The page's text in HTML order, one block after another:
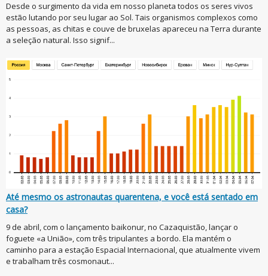
Desde o surgimento da vida em nosso planeta todos os seres vivos
estão lutando por seu lugar ao Sol. Tais organismos complexos como
as pessoas, as chitas e couve de bruxelas apareceu na Terra durante
a seleção natural. Isso signif...
Até mesmo os astronautas quarentena, e você está sentado em
casa?
9 de abril, com o lançamento baikonur, no Cazaquistão, lançar o
foguete «a União», com três tripulantes a bordo. Ela mantém o
caminho para a estação Espacial Internacional, que atualmente vivem
e trabalham três cosmonaut...